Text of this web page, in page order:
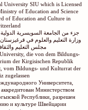
University SIU which is Licensed
of Education and Science
of Education and Culture in
جزء من الجامعة السويسرية
وزارة التعليم والعلوم في
مجلس التعليم
die von dem Bildungs-
der Kirgisischen Republik
vom Bildungs- und Kulturrat der
zugelassen
Университета,
Министерством
Республики, разрешен
и культуре Швейцарии